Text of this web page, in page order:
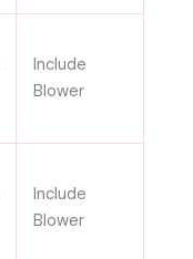
Include
Blower
Include
Blower